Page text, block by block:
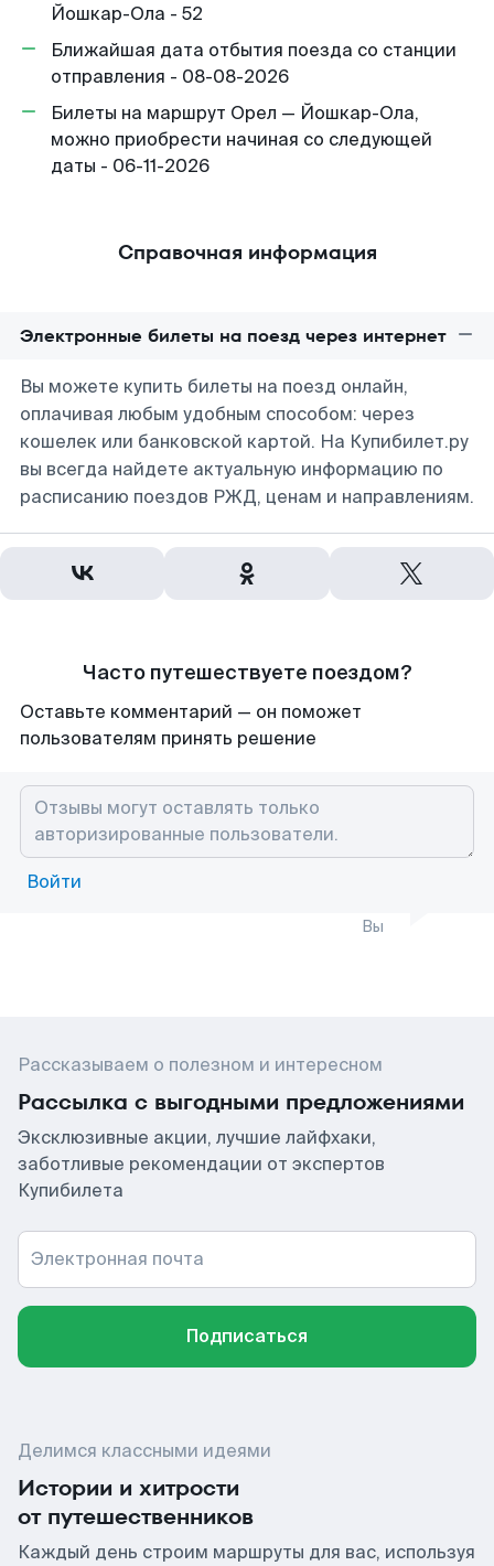
Йошкар-Ола - 52
Ближайшая дата отбытия поезда со станции
отправления - 08-08-2026
Билеты на маршрут Орел — Йошкар-Ола,
можно приобрести начиная со следующей
даты - 06-11-2026
Справочная информация
Электронные билеты на поезд через интернет
Вы можете купить билеты на поезд онлайн,
оплачивая любым удобным способом: через
кошелек или банковской картой. На Купибилет.ру
вы всегда найдете актуальную информацию по
расписанию поездов РЖД, ценам и направлениям.
Часто путешествуете поездом?
Оставьте комментарий — он поможет
пользователям принять решение
Войти
Вы
Рассказываем о полезном и интересном
Рассылка с выгодными предложениями
Эксклюзивные акции, лучшие лайфхаки,
заботливые рекомендации от экспертов
Купибилета
Электронная почта
Подписаться
Делимся классными идеями
Истории и хитрости
от путешественников
Каждый день строим маршруты для вас, используя